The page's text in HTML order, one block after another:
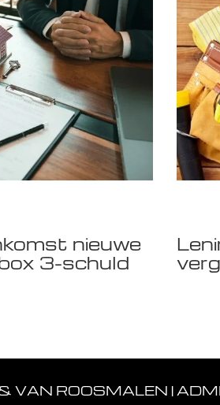
nieuwe
3-schuld
& VAN ROOSMALEN |